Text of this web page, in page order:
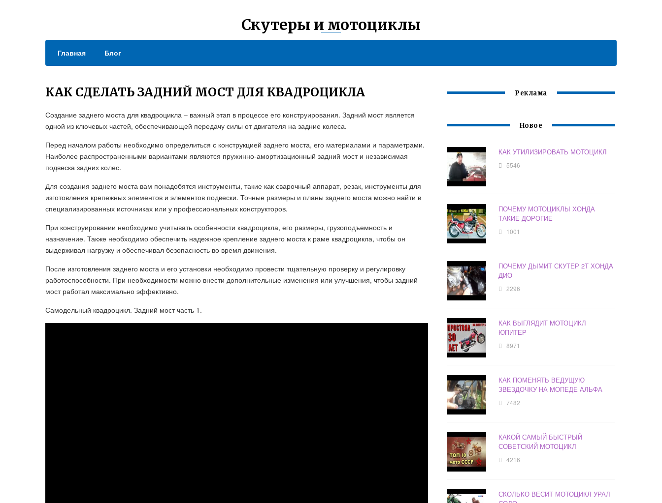
Скутеры и мотоциклы
Главная Блог
КАК СДЕЛАТЬ ЗАДНИЙ МОСТ ДЛЯ КВАДРОЦИКЛА
Создание заднего моста для квадроцикла – важный этап в процессе его конструирования. Задний мост является
одной из ключевых частей, обеспечивающей передачу силы от двигателя на задние колеса.
Перед началом работы необходимо определиться с конструкцией заднего моста, его материалами и параметрами.
Наиболее распространенными вариантами являются пружинно-амортизационный задний мост и независимая
подвеска задних колес.
Для создания заднего моста вам понадобятся инструменты, такие как сварочный аппарат, резак, инструменты для
изготовления крепежных элементов и элементов подвески. Точные размеры и планы заднего моста можно найти в
специализированных источниках или у профессиональных конструкторов.
При конструировании необходимо учитывать особенности квадроцикла, его размеры, грузоподъемность и
назначение. Также необходимо обеспечить надежное крепление заднего моста к раме квадроцикла, чтобы он
выдерживал нагрузку и обеспечивал безопасность во время движения.
После изготовления заднего моста и его установки необходимо провести тщательную проверку и регулировку
работоспособности. При необходимости можно внести дополнительные изменения или улучшения, чтобы задний
мост работал максимально эффективно.
Самодельный квадроцикл. Задний мост часть 1.
Реклама
Новое
КАК УТИЛИЗИРОВАТЬ МОТОЦИКЛ
5546
ПОЧЕМУ МОТОЦИКЛЫ ХОНДА
ТАКИЕ ДОРОГИЕ
1001
ПОЧЕМУ ДЫМИТ СКУТЕР 2Т ХОНДА
ДИО
2296
КАК ВЫГЛЯДИТ МОТОЦИКЛ
ЮПИТЕР
8971
КАК ПОМЕНЯТЬ ВЕДУЩУЮ
ЗВЕЗДОЧКУ НА МОПЕДЕ АЛЬФА
7482
КАКОЙ САМЫЙ БЫСТРЫЙ
СОВЕТСКИЙ МОТОЦИКЛ
4216
СКОЛЬКО ВЕСИТ МОТОЦИКЛ УРАЛ